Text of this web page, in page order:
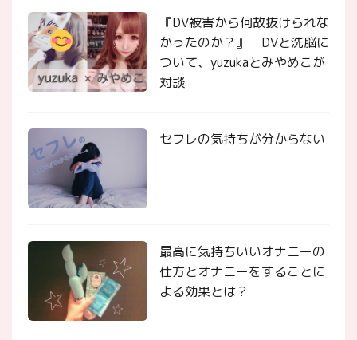
『DV被害から何故抜けられな
かったのか？』 DVと洗脳に
ついて、yuzukaとみやめこが
対談
セフレの気持ちが分からない
最高に気持ちいいオナニーの
仕方とオナニーをすることに
よる効果とは？